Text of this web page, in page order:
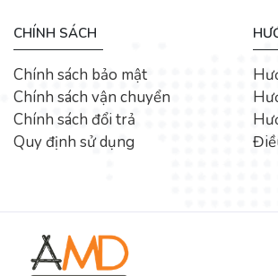
CHÍNH SÁCH
Chính sách bảo mật
Chính sách vận chuyển
Chính sách đổi trả
Quy định sử dụng